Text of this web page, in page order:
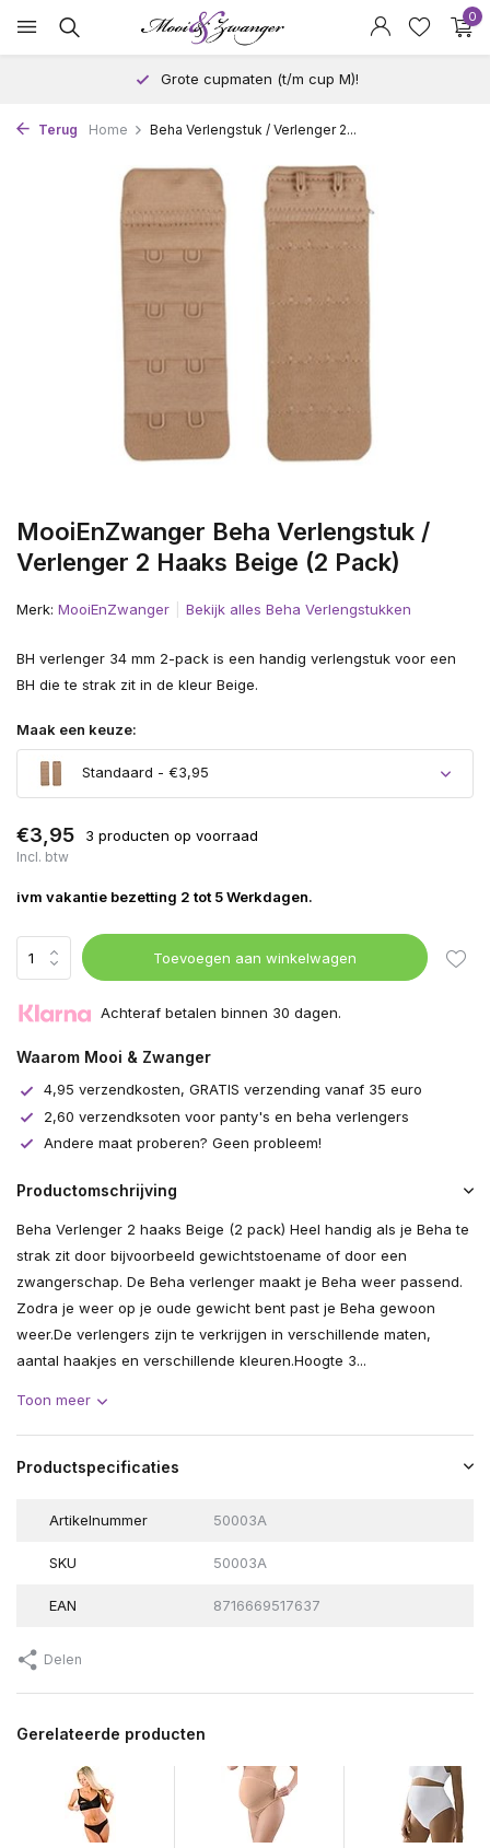
0
Grote cupmaten (t/m cup M)!
Terug Home Beha Verlengstuk / Verlenger 2...
MooiEnZwanger Beha Verlengstuk /
Verlenger 2 Haaks Beige (2 Pack)
Merk: MooiEnZwanger Bekijk alles Beha Verlengstukken
BH verlenger 34 mm 2-pack is een handig verlengstuk voor een
BH die te strak zit in de kleur Beige.
Maak een keuze:
Standaard - €3,95
€3,95 3 producten op voorraad
Incl. btw
ivm vakantie bezetting 2 tot 5 Werkdagen.
Toevoegen aan winkelwagen
Achteraf betalen binnen 30 dagen.
Waarom Mooi & Zwanger
4,95 verzendkosten, GRATIS verzending vanaf 35 euro
2,60 verzendksoten voor panty's en beha verlengers
Andere maat proberen? Geen probleem!
Productomschrijving
Beha Verlenger 2 haaks Beige (2 pack) Heel handig als je Beha te
strak zit door bijvoorbeeld gewichtstoename of door een
zwangerschap. De Beha verlenger maakt je Beha weer passend.
Zodra je weer op je oude gewicht bent past je Beha gewoon
weer.De verlengers zijn te verkrijgen in verschillende maten,
aantal haakjes en verschillende kleuren.Hoogte 3...
Toon meer
Productspecificaties
Artikelnummer 50003A
SKU 50003A
EAN 8716669517637
Delen
Gerelateerde producten